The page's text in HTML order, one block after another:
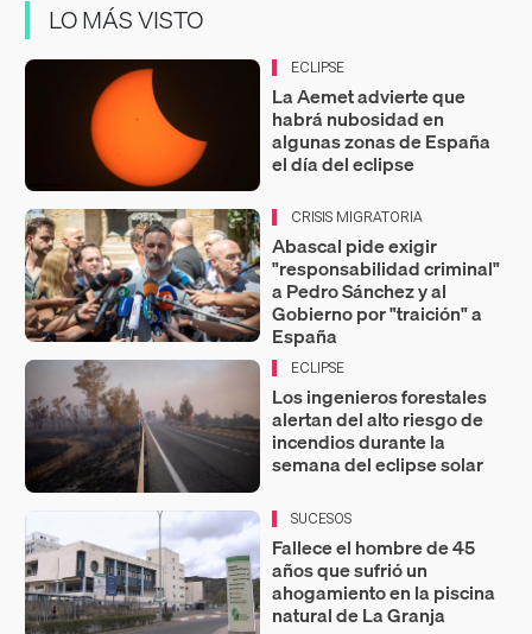
LO MÁS VISTO
ECLIPSE
La Aemet advierte que
habrá nubosidad en
algunas zonas de España
el día del eclipse
CRISIS MIGRATORIA
Abascal pide exigir
"responsabilidad criminal"
a Pedro Sánchez y al
Gobierno por "traición" a
España
ECLIPSE
Los ingenieros forestales
alertan del alto riesgo de
incendios durante la
semana del eclipse solar
SUCESOS
Fallece el hombre de 45
años que sufrió un
ahogamiento en la piscina
natural de La Granja